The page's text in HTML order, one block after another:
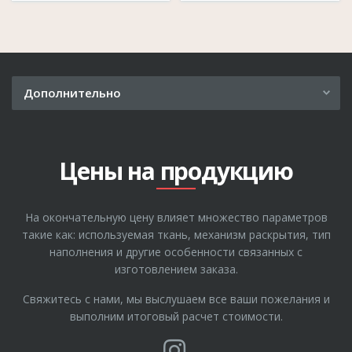
подобранного наклона спинки и мягкости
угла наклона подголовников и подушек,
можно отрегулировать глубину сиденья под
Этот диван может служить, как в качестве
полноценного спального места, так и в
качестве разграничения свободного
пространства, задняя спинка выполнена в
основной ткани.
шлифованная фанера, строганый брус хвойных
Дополнительно
О компании
Отзывы
Полезные статьи
Цены на продукцию
На окончательную цену влияет множество параметров
такие как: используемая ткань, механизм раскрытия, тип
наполнения и другие особенности связанных с
изготовлением заказа.
Свяжитесь с нами, мы выслушаем все ваши пожелания и
выполним итоговый расчет стоимости.